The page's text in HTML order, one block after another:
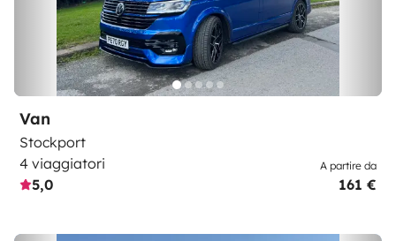
Van
Stockport
4 viaggiatori
5,0
A partire da
161 €